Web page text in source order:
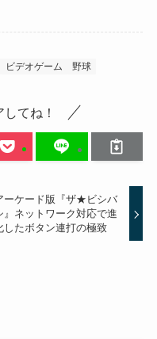
ビデオゲーム 野球
てね！
ーケード版『ザ★ビシバ
』ネットワーク対応で進
したボタン連打の極致